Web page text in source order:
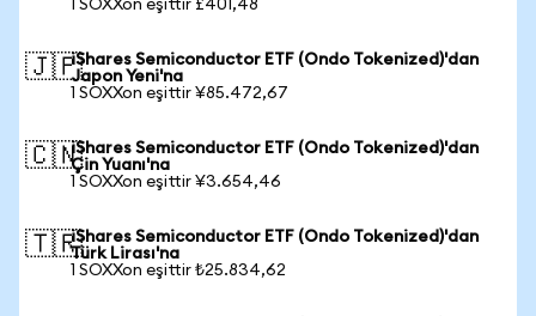
1 SOXXon eşittir £401,48
🇯🇵iShares Semiconductor ETF (Ondo Tokenized)'dan
Japon Yeni'na
1 SOXXon eşittir ¥85.472,67
🇨🇳iShares Semiconductor ETF (Ondo Tokenized)'dan
Çin Yuanı'na
1 SOXXon eşittir ¥3.654,46
🇹🇷iShares Semiconductor ETF (Ondo Tokenized)'dan
Türk Lirası'na
1 SOXXon eşittir ₺25.834,62